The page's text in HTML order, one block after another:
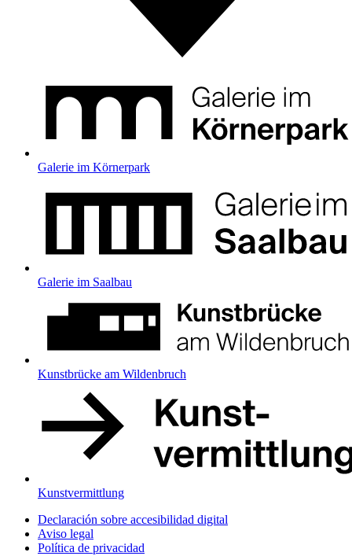
Galerie im Körnerpark
Galerie im Saalbau
Kunstbrücke am Wildenbruch
Kunstvermittlung
Declaración sobre accesibilidad digital
Aviso legal
Política de privacidad